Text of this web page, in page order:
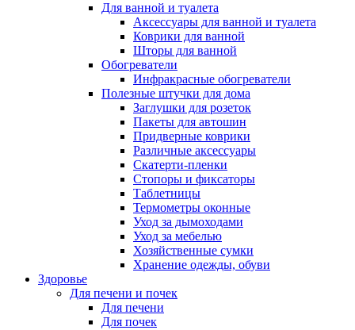
Для ванной и туалета
Аксессуары для ванной и туалета
Коврики для ванной
Шторы для ванной
Обогреватели
Инфракрасные обогреватели
Полезные штучки для дома
Заглушки для розеток
Пакеты для автошин
Придверные коврики
Различные аксессуары
Скатерти-пленки
Стопоры и фиксаторы
Таблетницы
Термометры оконные
Уход за дымоходами
Уход за мебелью
Хозяйственные сумки
Хранение одежды, обуви
Здоровье
Для печени и почек
Для печени
Для почек